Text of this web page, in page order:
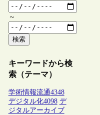
～
検索
キーワードから検
索（テーマ）
学術情報流通4348
デジタル化4098 デ
ジタルアーカイブ